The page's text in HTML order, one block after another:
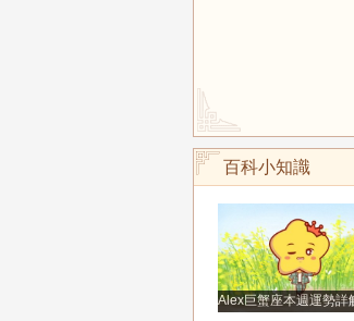
百科小知識
Alex巨蟹座本週運勢